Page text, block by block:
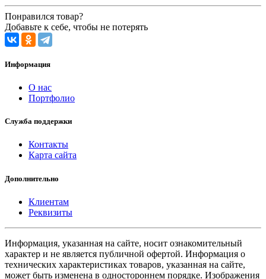
Понравился товар?
Добавьте к себе, чтобы не потерять
Информация
О нас
Портфолио
Служба поддержки
Контакты
Карта сайта
Дополнительно
Клиентам
Реквизиты
Информация, указанная на сайте, носит ознакомительный
характер и не является публичной офертой. Информация о
технических характеристиках товаров, указанная на сайте,
может быть изменена в одностороннем порядке. Изображения